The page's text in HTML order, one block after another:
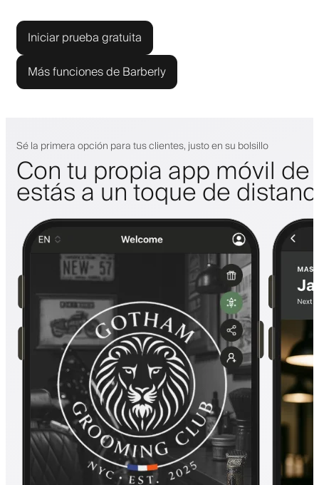
Iniciar prueba gratuita
Más funciones de Barberly
Sé la primera opción para tus clientes, justo en su bolsillo
Con tu propia app móvil
estás a un toque de